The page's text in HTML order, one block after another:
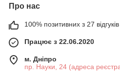
Про нас
100% позитивних з 27 відгуків
Працює з 22.06.2020
м. Дніпро
пр. Науки, 24 (адреса